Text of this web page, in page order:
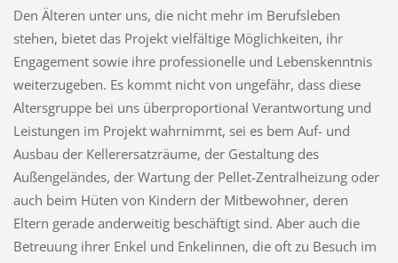
Den Älteren unter uns, die nicht mehr im Berufsleben
stehen, bietet das Projekt vielfältige Möglichkeiten, ihr
Engagement sowie ihre professionelle und Lebenskenntnis
weiterzugeben. Es kommt nicht von ungefähr, dass diese
Altersgruppe bei uns überproportional Verantwortung und
Leistungen im Projekt wahrnimmt, sei es bem Auf- und
Ausbau der Kellerersatzräume, der Gestaltung des
Außengeländes, der Wartung der Pellet-Zentralheizung oder
auch beim Hüten von Kindern der Mitbewohner, deren
Eltern gerade anderweitig beschäftigt sind. Aber auch die
Betreuung ihrer Enkel und Enkelinnen, die oft zu Besuch im